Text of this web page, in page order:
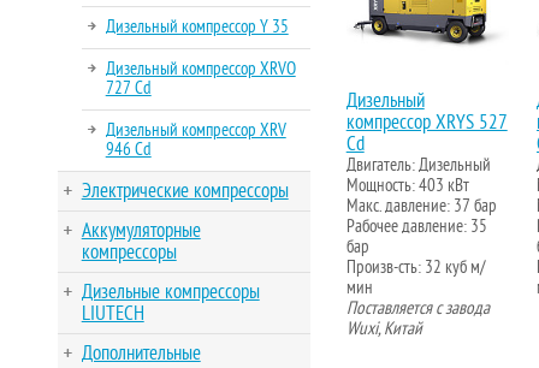
Дизельный компрессор Y 35
Дизельный компрессор XRVO
727 Cd
Дизельный компрессор XRV
946 Cd
Электрические компрессоры
Аккумуляторные
компрессоры
Дизельные компрессоры
LIUTECH
Дополнительные
Дизельный
компрессор XRYS 527
Cd
Двигатель: Дизельный
Мощность: 403 кВт
Макс. давление: 37 бар
Рабочее давление: 35
бар
Произв-сть: 32 куб м/
мин
Поставляется с завода
Wuxi, Китай